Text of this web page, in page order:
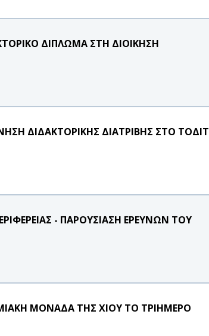
ΔΙΠΛΩΜΑ ΣΤΗ ΔΙΟΙΚΗΣΗ
ΔΙΔΑΚΤΟΡΙΚΗΣ ΔΙΑΤΡΙΒΗΣ ΣΤΟ ΤΟΔΙΤ
- ΠΑΡΟΥΣΙΑΣΗ ΕΡΕΥΝΩΝ ΤΟΥ
ΜΟΝΑΔΑ ΤΗΣ ΧΙΟΥ ΤΟ ΤΡΙΗΜΕΡΟ